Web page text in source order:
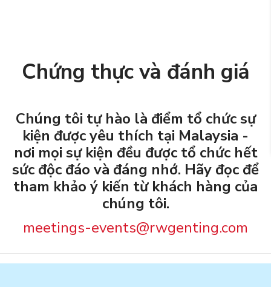
Chứng thực và đánh giá
Chúng tôi tự hào là điểm tổ chức sự
kiện được yêu thích tại Malaysia -
nơi mọi sự kiện đều được tổ chức hết
sức độc đáo và đáng nhớ. Hãy đọc để
tham khảo ý kiến từ khách hàng của
chúng tôi.
meetings-events@rwgenting.com